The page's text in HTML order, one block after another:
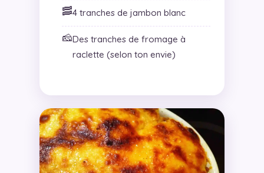
🥓4 tranches de jambon blanc
🧀Des tranches de fromage à
raclette (selon ton envie)